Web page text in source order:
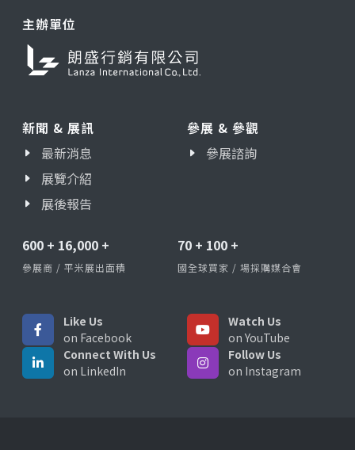
主辦單位
新聞 & 展訊
最新消息
展覽介紹
展後報告
參展 & 參觀
參展諮詢
600 + 16,000 +
參展商 / 平米展出面積
70 + 100 +
國全球買家 / 場採購媒合會
Like Us
on Facebook
Watch Us
on YouTube
Connect With Us
on LinkedIn
Follow Us
on Instagram